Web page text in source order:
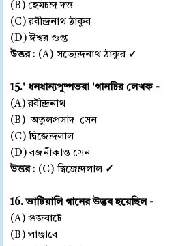
(B) হেমচন্দ্র দত্ত
(C) রবীন্দ্রনাথ ঠাকুর
(D) ঈশ্বর গুপ্ত
উত্তর : (A) সত্যেন্দ্রনাথ ঠাকুর ✓
15.' ধনধান্যপুষ্পভরা 'গানটির লেখক -
(A) রবীন্দ্রনাথ
(B) অতুলপ্রসাদ সেন
(C) দ্বিজেন্দ্রলাল
(D) রজনীকান্ত সেন
উত্তর : (C) দ্বিজেন্দ্রলাল ✓
16. ভাটিয়ালি গানের উদ্ভব হয়েছিল -
(A) গুজরাটে
(B) পাঞ্জাবে